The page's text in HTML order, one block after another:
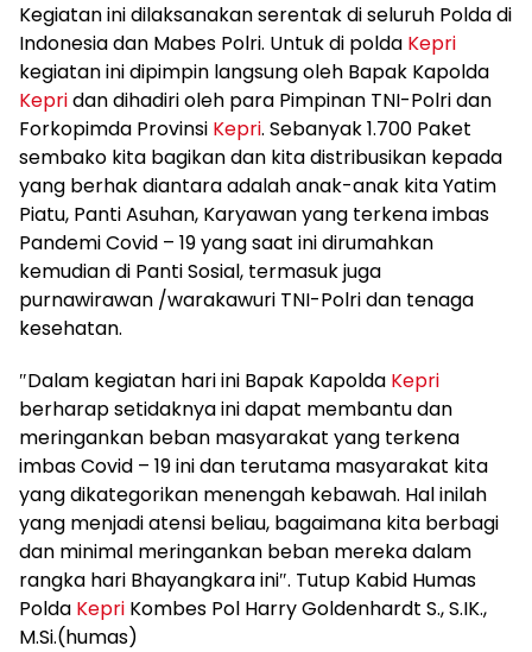
Kegiatan ini dilaksanakan serentak di seluruh Polda di
Indonesia dan Mabes Polri. Untuk di polda Kepri
kegiatan ini dipimpin langsung oleh Bapak Kapolda
Kepridan dihadiri oleh para Pimpinan TNI-Polri dan
Forkopimda Provinsi Kepri. Sebanyak 1.700 Paket
sembako kita bagikan dan kita distribusikan kepada
yang berhak diantara adalah anak-anak kita Yatim
Piatu, Panti Asuhan, Karyawan yang terkena imbas
Pandemi Covid – 19 yang saat ini dirumahkan
kemudian di Panti Sosial, termasuk juga
purnawirawan /warakawuri TNI-Polri dan tenaga
kesehatan.
″Dalam kegiatan hari ini Bapak Kapolda Kepri
berharap setidaknya ini dapat membantu dan
meringankan beban masyarakat yang terkena
imbas Covid – 19 ini dan terutama masyarakat kita
yang dikategorikan menengah kebawah. Hal inilah
yang menjadi atensi beliau, bagaimana kita berbagi
dan minimal meringankan beban mereka dalam
rangka hari Bhayangkara ini″. Tutup Kabid Humas
Polda Kepri Kombes Pol Harry Goldenhardt S., S.IK.,
M.Si.(humas)